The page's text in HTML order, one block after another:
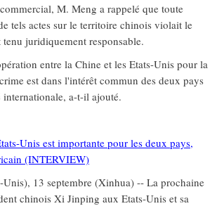
M. Meng a rappelé que toute
tels actes sur le territoire chinois violait le
juridiquement responsable.
entre la Chine et les Etats-Unis pour la
est dans l'intérêt commun des deux pays
a-t-il ajouté.
Unis est importante pour les deux pays,
(INTERVIEW)
13 septembre (Xinhua) -- La prochaine
chinois Xi Jinping aux Etats-Unis et sa